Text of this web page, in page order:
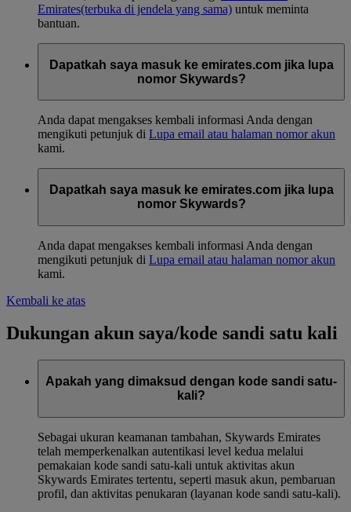
Emirates(terbuka di jendela yang sama) untuk meminta
bantuan.
Dapatkah saya masuk ke emirates.com jika lupa
nomor Skywards?
Anda dapat mengakses kembali informasi Anda dengan
mengikuti petunjuk di Lupa email atau halaman nomor akun
kami.
Dapatkah saya masuk ke emirates.com jika lupa
nomor Skywards?
Anda dapat mengakses kembali informasi Anda dengan
mengikuti petunjuk di Lupa email atau halaman nomor akun
kami.
Kembali ke atas
Dukungan akun saya/kode sandi satu kali
Apakah yang dimaksud dengan kode sandi satu-
kali?
Sebagai ukuran keamanan tambahan, Skywards Emirates
telah memperkenalkan autentikasi level kedua melalui
pemakaian kode sandi satu-kali untuk aktivitas akun
Skywards Emirates tertentu, seperti masuk akun, pembaruan
profil, dan aktivitas penukaran (layanan kode sandi satu-kali).